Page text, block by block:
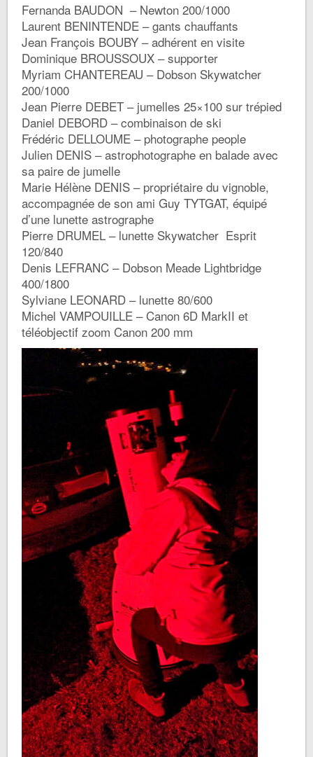
Fernanda BAUDON – Newton 200/1000
Laurent BENINTENDE – gants chauffants
Jean François BOUBY – adhérent en visite
Dominique BROUSSOUX – supporter
Myriam CHANTEREAU – Dobson Skywatcher
200/1000
Jean Pierre DEBET – jumelles 25×100 sur trépied
Daniel DEBORD – combinaison de ski
Frédéric DELLOUME – photographe people
Julien DENIS – astrophotographe en balade avec
sa paire de jumelle
Marie Hélène DENIS – propriétaire du vignoble,
accompagnée de son ami Guy TYTGAT, équipé
d’une lunette astrographe
Pierre DRUMEL – lunette Skywatcher Esprit
120/840
Denis LEFRANC – Dobson Meade Lightbridge
400/1800
Sylviane LEONARD – lunette 80/600
Michel VAMPOUILLE – Canon 6D MarkII et
téléobjectif zoom Canon 200 mm